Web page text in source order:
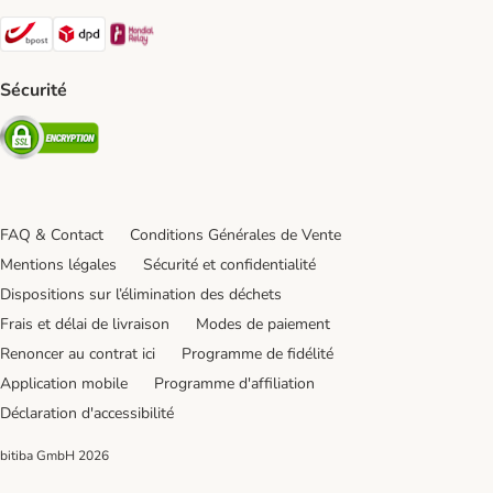
Bpost Shipping Method
DPD Shipping Method
Sécurité
Security
FAQ & Contact
Conditions Générales de Vente
Mentions légales
Sécurité et confidentialité
Dispositions sur l’élimination des déchets
Frais et délai de livraison
Modes de paiement
Renoncer au contrat ici
Programme de fidélité
Application mobile
Programme d'affiliation
Déclaration d'accessibilité
bitiba GmbH 2026